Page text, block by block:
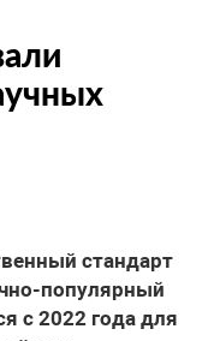
стандарт
популярный
с 2022 года для